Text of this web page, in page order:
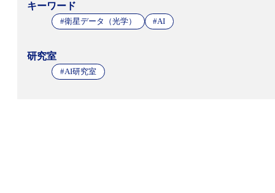
キーワード
#衛星データ（光学） #AI
研究室
#AI研究室